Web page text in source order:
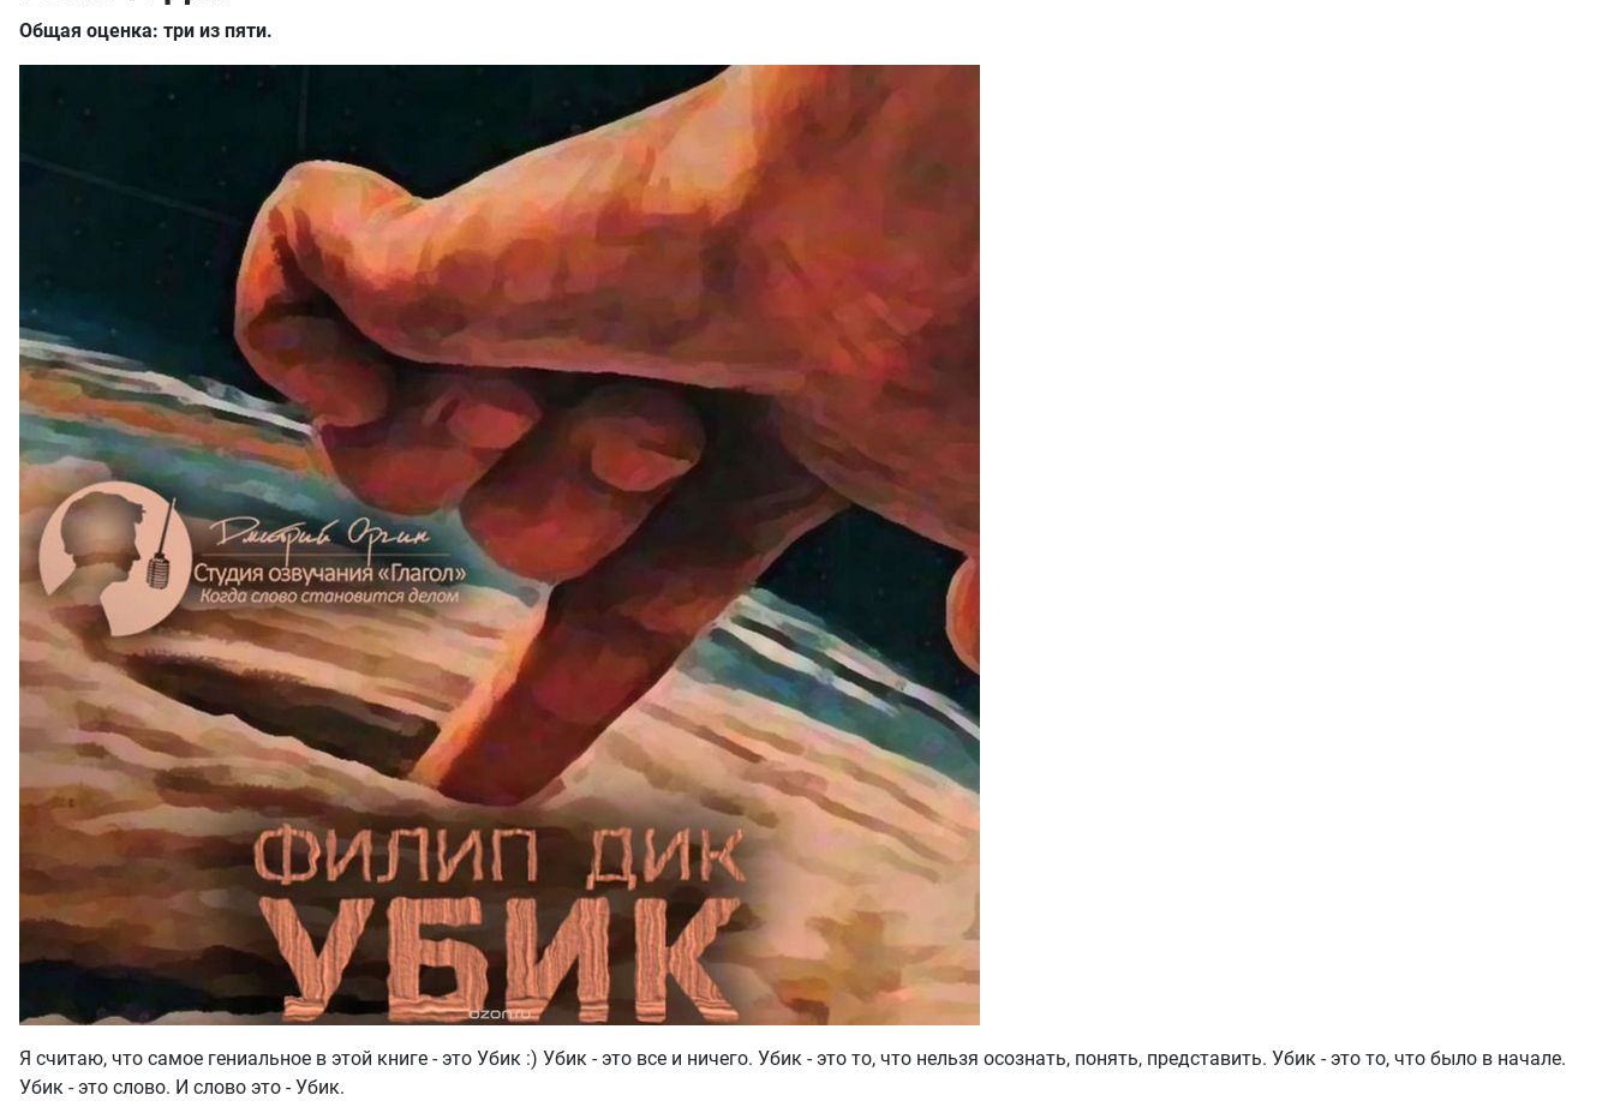
Общая оценка: три из пяти.
Я считаю, что самое гениальное в этой книге - это Убик :) Убик - это все и ничего. Убик - это то, что нельзя осознать, понять, представить. Убик - это то, что было в начале.
Убик - это слово. И слово это - Убик.